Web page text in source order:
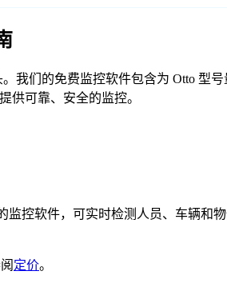
我们的免费监控软件包含为 Otto
供可靠、安全的监控。
监控软件，可实时检测人员、车辆和
定价。